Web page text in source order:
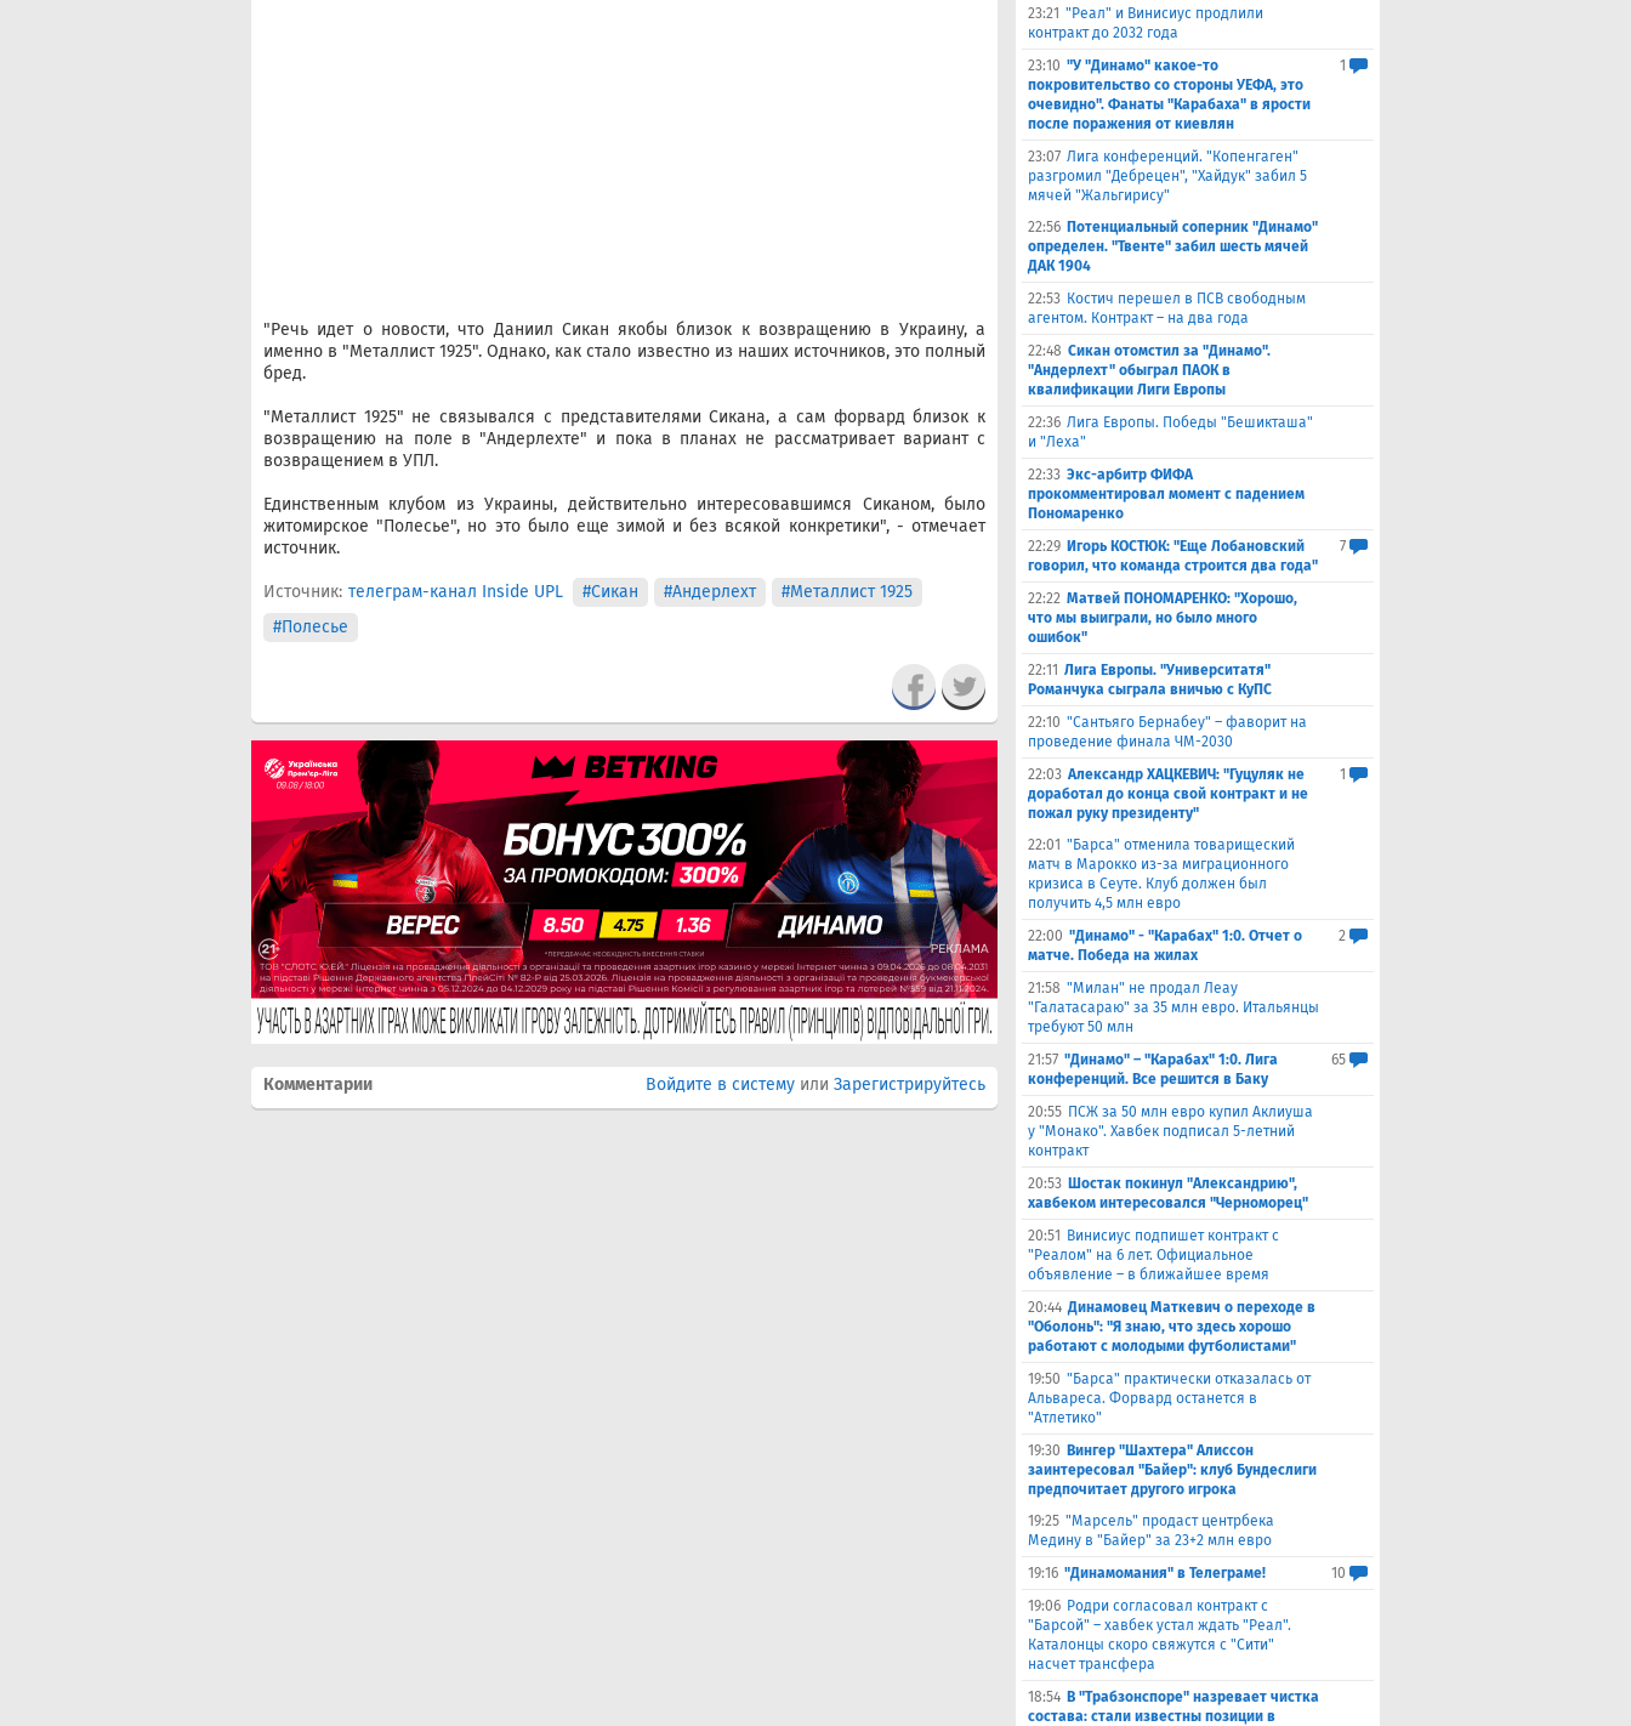
"Речь идет о новости, что Даниил Сикан якобы близок к возвращению в Украину, а
именно в "Металлист 1925". Однако, как стало известно из наших источников, это полный
бред.
"Металлист 1925" не связывался с представителями Сикана, а сам форвард близок к
возвращению на поле в "Андерлехте" и пока в планах не рассматривает вариант с
возвращением в УПЛ.
Единственным клубом из Украины, действительно интересовавшимся Сиканом, было
житомирское "Полесье", но это было еще зимой и без всякой конкретики", - отмечает
источник.
Источник: телеграм-канал Inside UPL #Сикан #Андерлехт
#Металлист 1925
#Полесье
Комментарии Войдите в систему или Зарегистрируйтесь
23:21 "Реал" и Винисиус продлили
контракт до 2032 года
23:10 "У "Динамо" какое-то
покровительство со стороны УЕФА, это
очевидно". Фанаты "Карабаха" в ярости
после поражения от киевлян
1
23:07 Лига конференций. "Копенгаген"
разгромил "Дебрецен", "Хайдук" забил 5
мячей "Жальгирису"
22:56 Потенциальный соперник "Динамо"
определен. "Твенте" забил шесть мячей
ДАК 1904
22:53 Костич перешел в ПСВ свободным
агентом. Контракт – на два года
22:48 Сикан отомстил за "Динамо".
"Андерлехт" обыграл ПАОК в
квалификации Лиги Европы
22:36 Лига Европы. Победы "Бешикташа"
и "Леха"
22:33 Экс-арбитр ФИФА
прокомментировал момент с падением
Пономаренко
22:29 Игорь КОСТЮК: "Еще Лобановский
говорил, что команда строится два года"
7
22:22 Матвей ПОНОМАРЕНКО: "Хорошо,
что мы выиграли, но было много
ошибок"
22:11 Лига Европы. "Университатя"
Романчука сыграла вничью с ​КуПС
22:10 "Сантьяго Бернабеу" – фаворит на
проведение финала ЧМ-2030
22:03 Александр ХАЦКЕВИЧ: "Гуцуляк не
доработал до конца свой контракт и не
пожал руку президенту"
1
22:01 "Барса" отменила товарищеский
матч в Марокко из-за миграционного
кризиса в Сеуте. Клуб должен был
получить 4,5 млн евро
22:00 "Динамо" - "Карабах" 1:0. Отчет о
матче. Победа на жилах
2
21:58 "Милан" не продал Леау
"Галатасараю" за 35 млн евро. Итальянцы
требуют 50 млн
21:57 "Динамо" – "Карабах" 1:0. Лига
конференций. Все решится в Баку
65
20:55 ПСЖ за 50 млн евро купил Аклиуша
у "Монако". Хавбек подписал 5-летний
контракт
20:53 Шостак покинул "Александрию",
хавбеком интересовался "Черноморец"
20:51
Винисиус подпишет контракт с
"Реалом" на 6 лет. Официальное
объявление – в ближайшее время
20:44 Динамовец Маткевич о переходе в
"Оболонь": "Я знаю, что здесь хорошо
работают с молодыми футболистами"
19:50 "Барса" практически отказалась от
Альвареса. Форвард останется в
"Атлетико"
19:30 Вингер "Шахтера" Алиссон
заинтересовал "Байер": клуб Бундеслиги
предпочитает другого игрока
19:25 "Марсель" продаст центрбека
Медину в "Байер" за 23+2 млн евро
19:16 "Динамомания" в Телеграме!
10
19:06 Родри согласовал контракт с
"Барсой" – хавбек устал ждать "Реал".
Каталонцы скоро свяжутся с "Сити"
насчет трансфера
18:54 В "Трабзонспоре" назревает чистка
состава: стали известны позиции в